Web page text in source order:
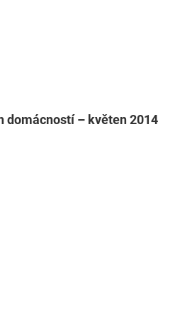
domácností – květen 2014